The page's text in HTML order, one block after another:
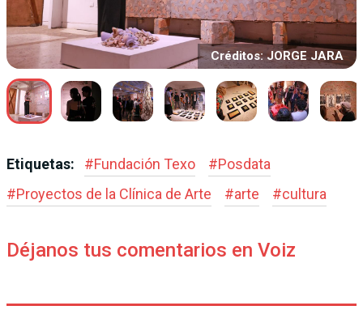
Créditos: JORGE JARA
Etiquetas: #Fundación Texo #Posdata
#Proyectos de la Clínica de Arte #arte #cultura
Déjanos tus comentarios en Voiz